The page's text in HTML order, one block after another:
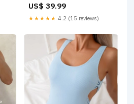
Suits Color:Color 1
US$ 39.99
★★★★★ 4.2 (15 reviews)